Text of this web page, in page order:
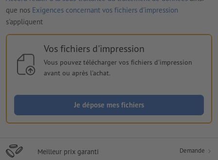
que nos Exigences concernant vos fichiers d'impression
s'appliquent
Vos fichiers d'impression
Vous pouvez télécharger vos fichiers d'impression
avant ou après l'achat.
Je dépose mes fichiers
Meilleur prix garanti Demande